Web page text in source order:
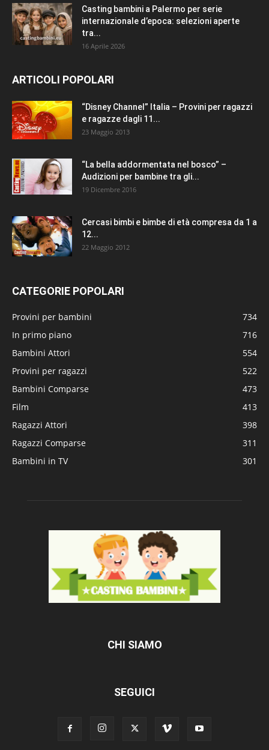
Casting bambini a Palermo per serie
internazionale d’epoca: selezioni aperte
tra...
16 Aprile 2026
ARTICOLI POPOLARI
“Disney Channel” Italia – Provini per ragazzi
e ragazze dagli 11...
23 Maggio 2013
“La bella addormentata nel bosco” –
Audizioni per bambine tra gli...
19 Dicembre 2016
Cercasi bimbi e bimbe di età compresa da 1 a
12...
22 Maggio 2012
CATEGORIE POPOLARI
Provini per bambini
734
In primo piano
716
Bambini Attori
554
Provini per ragazzi
522
Bambini Comparse
473
Film
413
Ragazzi Attori
398
Ragazzi Comparse
311
Bambini in TV
301
CHI SIAMO
SEGUICI